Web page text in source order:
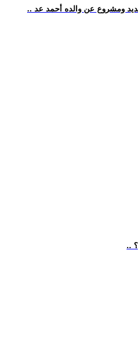
ومشروع عن والده أحمد عد